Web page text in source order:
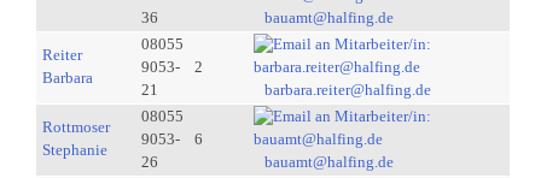
36
bauamt@halfing.de
Reiter
Barbara
08055
9053-
21
2
barbara.reiter@halfing.de
Rottmoser
Stephanie
08055
9053-
26
6
bauamt@halfing.de